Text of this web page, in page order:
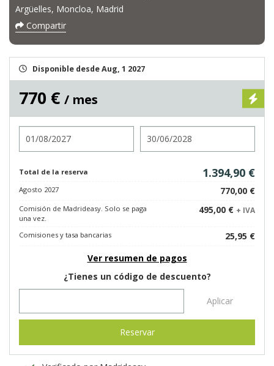
Argüelles, Moncloa, Madrid
Compartir
Disponible desde Aug, 1 2027
770 € / mes
Total de la reserva 1.394,90 €
Agosto 2027 770,00 €
Comisión de Madrideasy. Solo se paga
una vez.
495,00 € + IVA
Comisiones y tasa bancarias
25,95 €
Ver resumen de pagos
¿Tienes un código de descuento?
Aplicar
Reservar